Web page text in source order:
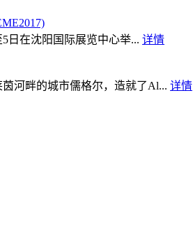
日在沈阳国际展览中心举... 详情
河畔的城市儒格尔，造就了Al... 详情